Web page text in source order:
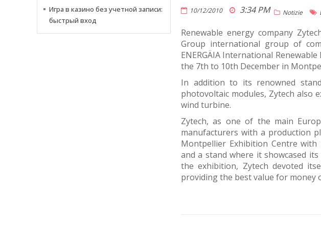
10/12/2010 3:34 PM Notizie
Renewable energy company
Group international group of
ENERGÄIA International
the 7th to 10th December in
In addition to its renowned
photovoltaic modules, Zytech also
wind turbine.
Zytech, as one of the main
manufacturers with a production
Montpellier Exhibition Centre with
and a stand where it showcased
the exhibition, Zytech devoted
providing the best value for money
Игра в казино без учетной записи:
быстрый вход